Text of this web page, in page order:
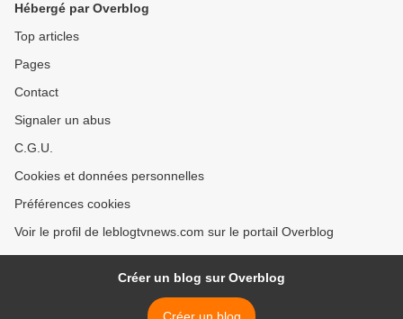
Hébergé par Overblog
Top articles
Pages
Contact
Signaler un abus
C.G.U.
Cookies et données personnelles
Préférences cookies
Voir le profil de leblogtvnews.com sur le portail Overblog
Créer un blog sur Overblog